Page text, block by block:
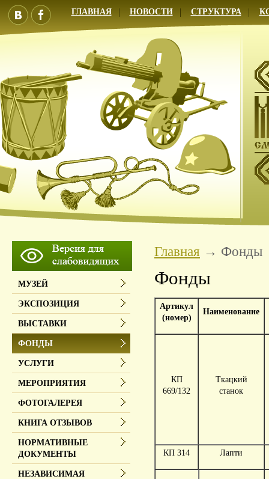
ГЛАВНАЯ НОВОСТИ СТРУКТУРА
Главная Фонды
Фонды
Артикул
(номер)
Наименование
КП
669/132
Ткацкий
станок
КП 314 Лапти
МУЗЕЙ
ЭКСПОЗИЦИЯ
ВЫСТАВКИ
ФОНДЫ
УСЛУГИ
МЕРОПРИЯТИЯ
ФОТОГАЛЕРЕЯ
КНИГА ОТЗЫВОВ
НОРМАТИВНЫЕ
ДОКУМЕНТЫ
НЕЗАВИСИМАЯ